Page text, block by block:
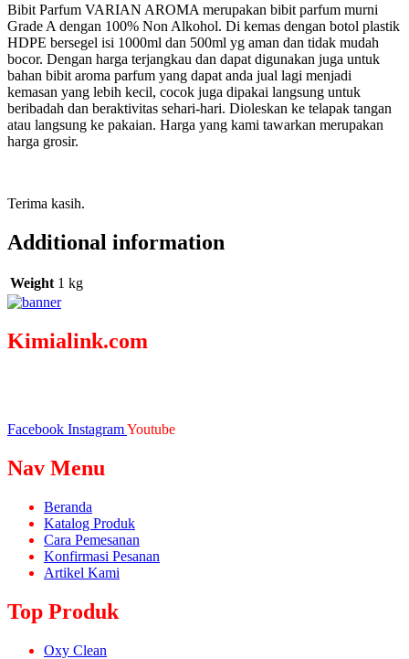
Bibit Parfum VARIAN AROMA merupakan bibit parfum murni
Grade A dengan 100% Non Alkohol. Di kemas dengan botol plastik
HDPE bersegel isi 1000ml dan 500ml yg aman dan tidak mudah
bocor. Dengan harga terjangkau dan dapat digunakan juga untuk
bahan bibit aroma parfum yang dapat anda jual lagi menjadi
kemasan yang lebih kecil, cocok juga dipakai langsung untuk
beribadah dan beraktivitas sehari-hari. Dioleskan ke telapak tangan
atau langsung ke pakaian. Harga yang kami tawarkan merupakan
harga grosir.
Terima kasih.
Additional information
Weight 1 kg
Kimialink.com
Facebook InstagramYoutube
Nav Menu
Beranda
Katalog Produk
Cara Pemesanan
Konfirmasi Pesanan
Artikel Kami
Top Produk
Oxy Clean